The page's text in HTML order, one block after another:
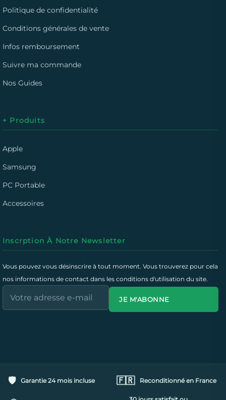
Politique de confidentialité
Conditions générales de vente
Infos remboursement
Suivre ma commande
Nos Guides
+ Produits
Apple
Samsung
PC Portable
Accessoires
Inscrption À Notre Newsletter
Vous pouvez vous désinscrire à tout moment. Vous trouverez pour cela
nos informations de contact dans les conditions d'utilisation du site.
JE M'ABONNE
🛡️ Garantie 24 mois incluse 🇫🇷 Reconditionné en France